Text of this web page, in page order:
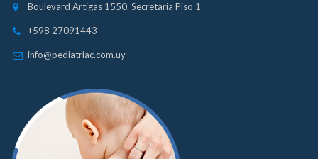
Boulevard Artigas 1550. Secretaria Piso 1
+598 27091443
info@pediatriac.com.uy